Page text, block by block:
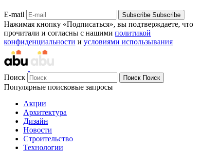
E-mail Subscribe Subscribe
Нажимая кнопку «Подписаться», вы подтверждаете, что
прочитали и согласны с нашими политикой
конфиденциальности и условиями использывания
Поиск Поиск Поиск
Популярные поисковые запросы
Акции
Архитектура
Дизайн
Новости
Строительство
Технологии